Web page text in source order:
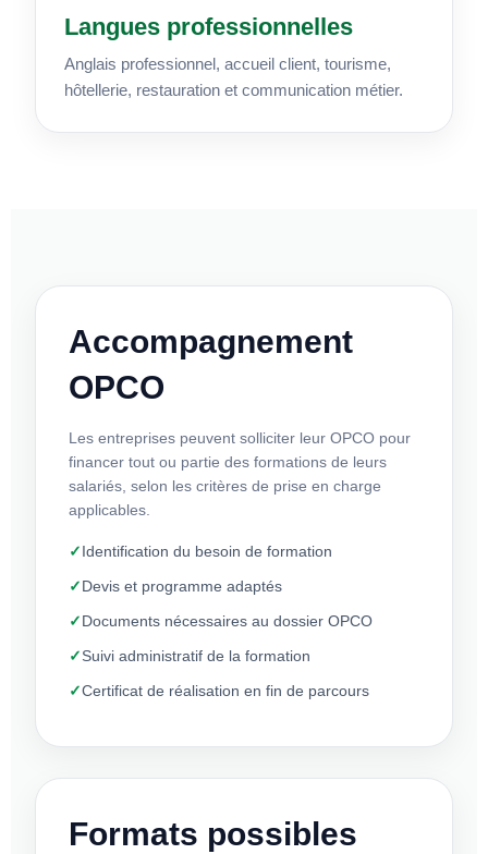
Langues professionnelles
Anglais professionnel, accueil client, tourisme,
hôtellerie, restauration et communication métier.
Accompagnement
OPCO
Les entreprises peuvent solliciter leur OPCO pour
financer tout ou partie des formations de leurs
salariés, selon les critères de prise en charge
applicables.
Identification du besoin de formation
Devis et programme adaptés
Documents nécessaires au dossier OPCO
Suivi administratif de la formation
Certificat de réalisation en fin de parcours
Formats possibles